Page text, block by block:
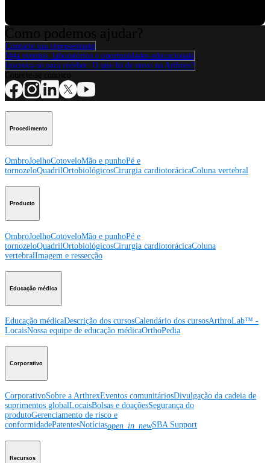
Contacte um representante
Veja eventos, laboratórios e oportunidades educacionais
Inscreva-se para receber: O que há de novo na Arthrex?
Procedimento
OmbroJoelhoCotoveloMão e punhoPé e
tornozeloQuadrilOrtobiológicosCirurgia cardiotorácicaColuna vertebral
Producto
OmbroJoelhoCotoveloMão e punhoPé e
tornozeloQuadrilOrtobiológicosCirurgia cardiotorácicaColuna
vertebralImagem e ressecção
Educação médica
Educação médicaDescrição dos cursosCalendário dos cursosArthroLab™ -
LocaisNossa equipe de educação médicaOrthoPedia
Corporativo
CorporativoSobre a ArthrexEventos comunitáriosDivulgação da cadeia de
suprimentos globalLocaisBolsas e doaçõesSegurança do
produtoGerenciamento de risco e
conformidadePatentesNotíciasopen_in_newSBA Support
Recursos